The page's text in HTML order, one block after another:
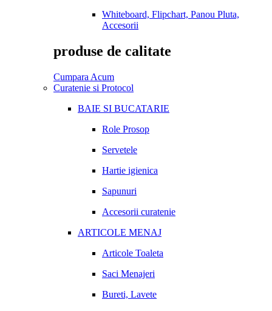
Whiteboard, Flipchart, Panou Pluta,
Accesorii
produse de calitate
Cumpara Acum
Curatenie si Protocol
BAIE SI BUCATARIE
Role Prosop
Servetele
Hartie igienica
Sapunuri
Accesorii curatenie
ARTICOLE MENAJ
Articole Toaleta
Saci Menajeri
Bureti, Lavete